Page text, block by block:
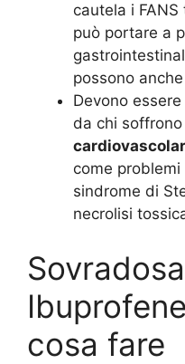
cautela i FANS
può portare a
possono
Devono
da chi
come
sindrome di
necrolisi
cosa fare